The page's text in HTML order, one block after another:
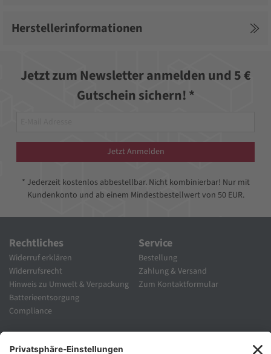
Herstellerinformationen
Jetzt zum Newsletter anmelden und 5 €
Gutschein sichern! *
Jetzt Anmelden
* Jederzeit kostenlos abbestellbar. Nicht kombinierbar! Nur mit
Kundenkonto und ab einem Mindestbestellwert von 50 EUR.
Rechtliches
Widerruf erklären
Widerrufsrecht
Hinweis zu Umwelt & Verpackung
Batterieentsorgung
Compliance
Service
Bestellung
Zahlung & Versand
Zum Kontaktformular